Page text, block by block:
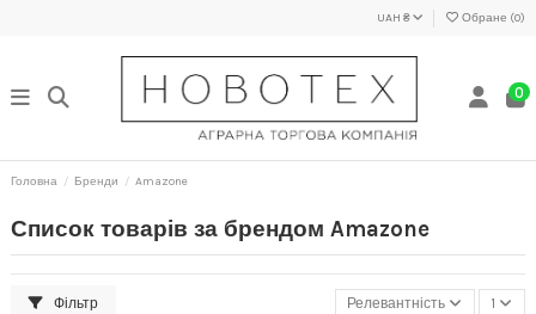
UAH ₴ Обране (0)
0
Головна Бренди Amazone
Список товарів за брендом Amazone
Фільтр Релевантність 1